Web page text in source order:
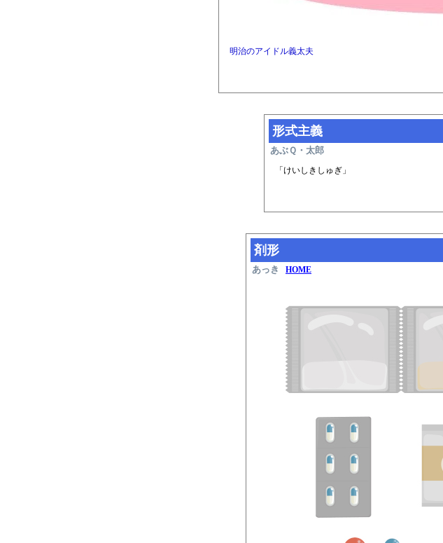
明治のアイドル義太夫
形式主義
あぶＱ・太郎
「けいしきしゅぎ」
剤形
あっき HOME